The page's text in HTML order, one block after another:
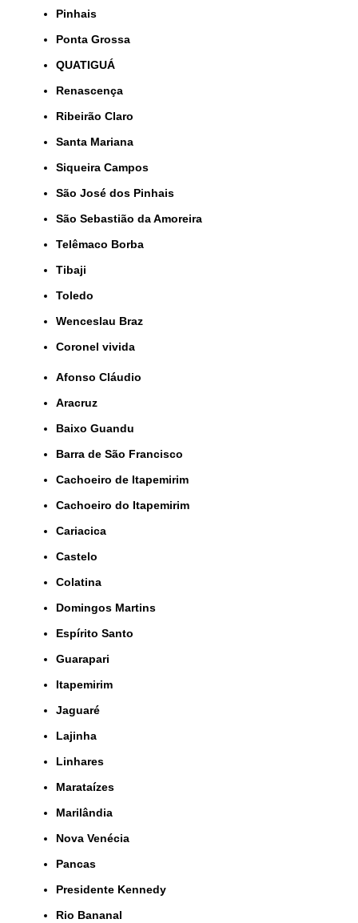
Pinhais
Ponta Grossa
QUATIGUÁ
Renascença
Ribeirão Claro
Santa Mariana
Siqueira Campos
São José dos Pinhais
São Sebastião da Amoreira
Telêmaco Borba
Tibaji
Toledo
Wenceslau Braz
coronel vivida
Afonso Cláudio
Aracruz
Baixo Guandu
Barra de São Francisco
Cachoeiro de Itapemirim
Cachoeiro do Itapemirim
Cariacica
Castelo
Colatina
Domingos Martins
Espírito Santo
Guarapari
Itapemirim
Jaguaré
Lajinha
Linhares
Marataízes
Marilândia
Nova Venécia
Pancas
Presidente Kennedy
Rio Bananal